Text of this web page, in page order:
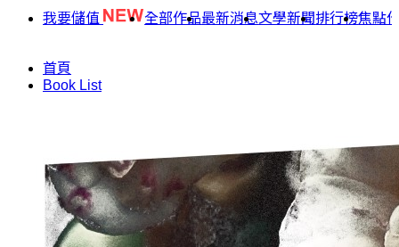
我要儲值 全部作品最新消息文學新聞排行榜焦點
首頁
Book List